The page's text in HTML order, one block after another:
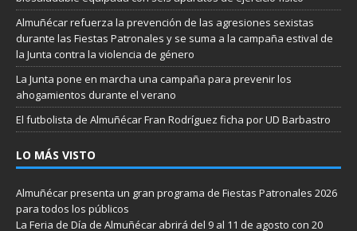
Almuñécar refuerza la prevención de las agresiones sexistas
durante las Fiestas Patronales y se suma a la campaña estival de
la Junta contra la violencia de género
La Junta pone en marcha una campaña para prevenir los
ahogamientos durante el verano
El futbolista de Almuñécar Fran Rodríguez ficha por UD Barbastro
LO MÁS VISTO
Almuñécar presenta un gran programa de Fiestas Patronales 2026
para todos los públicos
La Feria de Día de Almuñécar abrirá del 9 al 11 de agosto con 20